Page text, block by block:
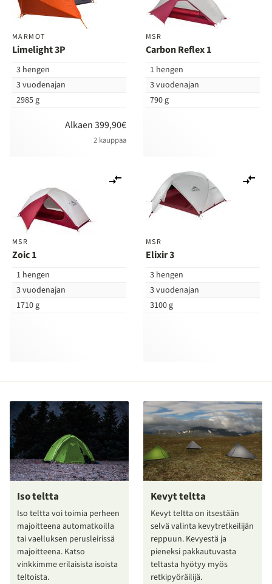
MARMOT
Limelight 3P
3 hengen
3 vuodenajan
2985 g
Alkaen 399,90€
2 kauppaa
MSR
Carbon Reflex 1
1 hengen
3 vuodenajan
790 g
MSR
Zoic 1
1 hengen
3 vuodenajan
1710 g
vertailuun
MSR
Elixir 3
3 hengen
3 vuodenajan
3100 g
Iso teltta
Iso teltta voi toimia perheen
majoitteena automatkoilla
tai vaelluksen perusleirissä
majoitteena. Katso
vinkkimme erilaisista isoista
teltoista.
Kevyt teltta
Kevyt teltta on itsestään
selvä valinta kevytretkeilijän
reppuun. Kevyestä ja
pieneksi pakkautuvasta
teltasta hyötyy myös
retkipyöräilijä.